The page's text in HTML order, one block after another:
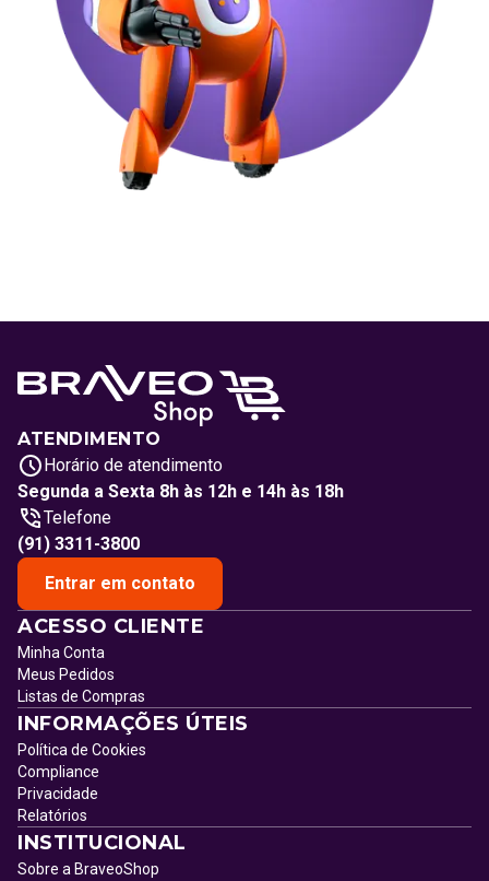
ATENDIMENTO
Horário de atendimento
Segunda a Sexta 8h às 12h e 14h às 18h
Telefone
(91) 3311-3800
Entrar em contato
ACESSO CLIENTE
Minha Conta
Meus Pedidos
Listas de Compras
INFORMAÇÕES ÚTEIS
Política de Cookies
Compliance
Privacidade
Relatórios
INSTITUCIONAL
Sobre a BraveoShop